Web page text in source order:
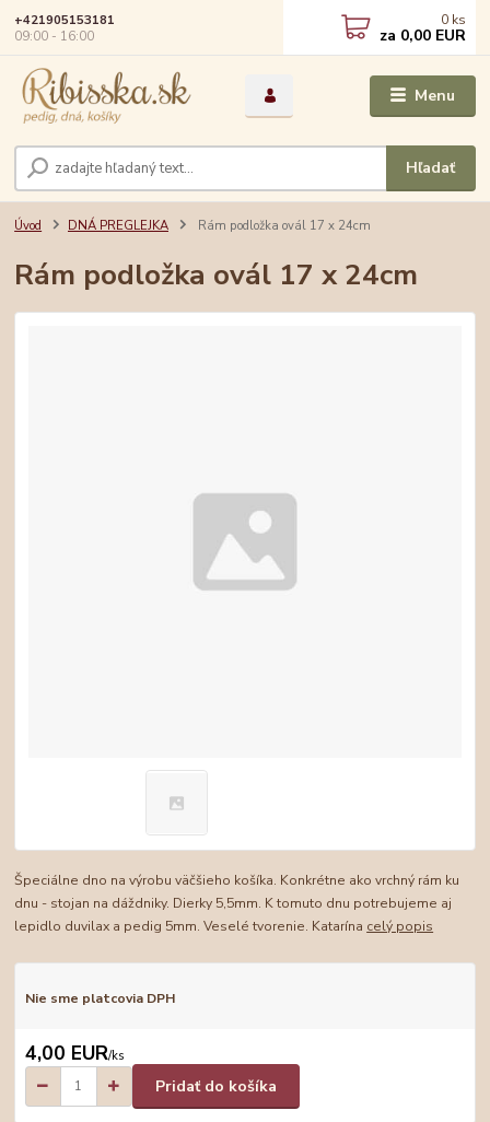
Menu
Hľadať
+421905153181
09:00 - 16:00
0 ks
za 0,00 EUR
Úvod DNÁ PREGLEJKA Rám podložka ovál 17 x 24cm
Rám podložka ovál 17 x 24cm
Špeciálne dno na výrobu väčšieho košíka. Konkrétne ako vrchný rám ku
dnu - stojan na dáždniky. Dierky 5,5mm. K tomuto dnu potrebujeme aj
lepidlo duvilax a pedig 5mm. Veselé tvorenie. Katarína celý popis
Nie sme platcovia DPH
4,00 EUR/ks
Pridať do košíka